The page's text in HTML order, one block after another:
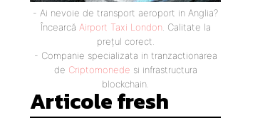
- Ai nevoie de transport aeroport in Anglia?
Încearcă Airport Taxi London. Calitate la
prețul corect.
- Companie specializata in tranzactionarea
de Criptomonede si infrastructura
blockchain.
Articole fresh